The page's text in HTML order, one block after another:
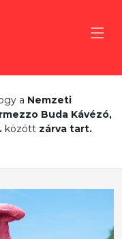
a Nemzeti
Buda Kávézó,
között zárva tart.